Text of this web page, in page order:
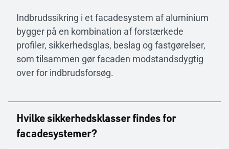
Indbrudssikring i et facadesystem af aluminium
bygger på en kombination af forstærkede
profiler, sikkerhedsglas, beslag og fastgørelser,
som tilsammen gør facaden modstandsdygtig
over for indbrudsforsøg.
Hvilke sikkerhedsklasser findes for
facadesystemer?